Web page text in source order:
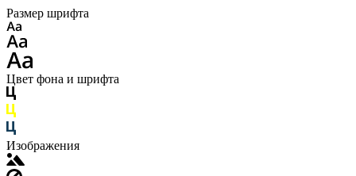
Размер шрифта
Цвет фона и шрифта
Изображения